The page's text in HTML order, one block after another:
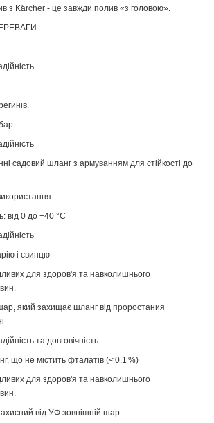
з Kärcher - це завжди полив «з головою».
садовий шланг з армуванням для стійкості до
від 0 до +40 °C
і свинцю
для здоров'я та навколишнього
який захищає шланг від проростания
та довговічність
що не містить фталатів (< 0,1 %)
для здоров'я та навколишнього
від УФ зовнішній шар